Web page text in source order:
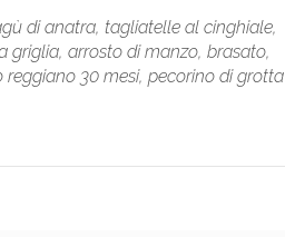
di anatra, tagliatelle al cinghiale,
griglia, arrosto di manzo, brasato,
30 mesi, pecorino di grotta